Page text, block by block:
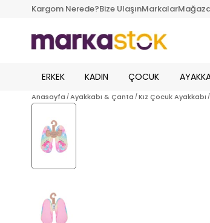
Kargom Nerede?Bize UlaşınMarkalar
ERKEK KADIN ÇOCUK
Anasayfa Ayakkabı & Çanta Kız Çocuk Ayakkabı